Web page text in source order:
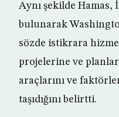
Aynı şekilde Hamas,
bulunarak
sözde istikrara
projelerine ve
araçlarını ve
taşıdığını belirtti.